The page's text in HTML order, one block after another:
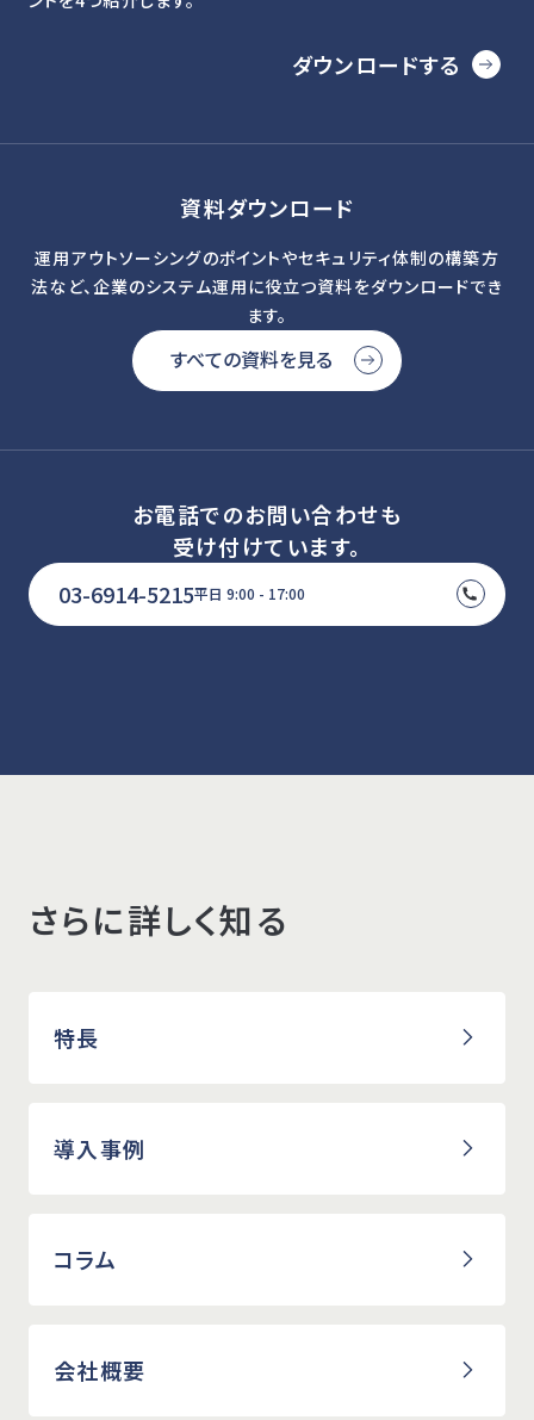
ダウンロードする
資料ダウンロード
運用アウトソーシングのポイントやセキュリティ体制の構築方
法など、企業のシステム運用に役立つ資料をダウンロードでき
ます。
すべての資料を見る
お電話でのお問い合わせも
受け付けています。
03-6914-5215平日 9:00 - 17:00
さらに詳しく知る
特長
導入事例
コラム
会社概要